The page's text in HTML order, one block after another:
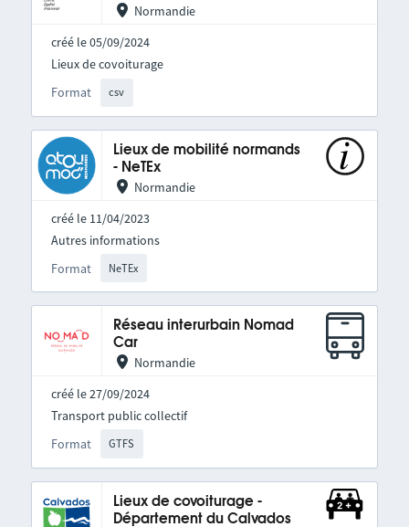
Normandie
créé le 05/09/2024
Format csv
Lieux de covoiturage
Lieux de mobilité normands
- NeTEx
Normandie
créé le 11/04/2023
Format NeTEx
Autres informations
Réseau interurbain Nomad
Car
Normandie
créé le 27/09/2024
Format GTFS
Transport public collectif
Lieux de covoiturage -
Département du Calvados